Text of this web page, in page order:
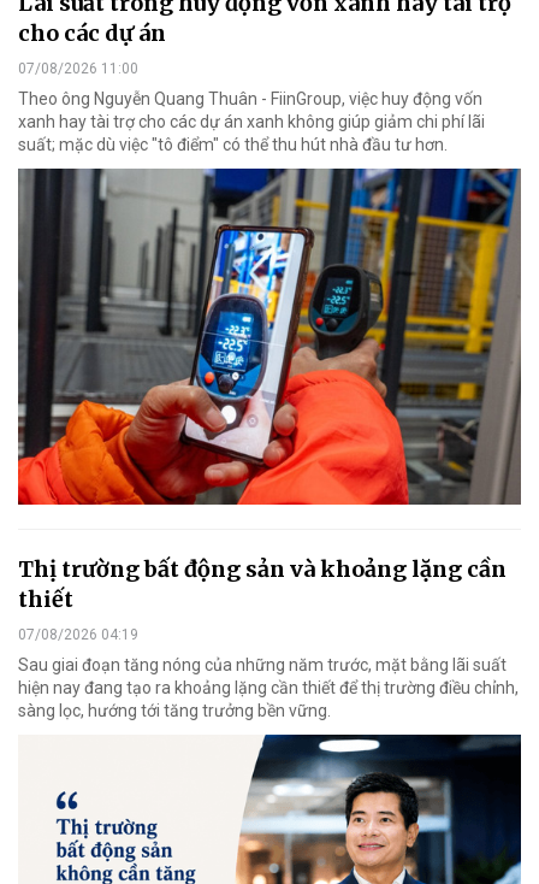
cho các dự án
07/08/2026 11:00
Theo ông Nguyễn Quang Thuân - FiinGroup, việc huy động vốn
xanh hay tài trợ cho các dự án xanh không giúp giảm chi phí lãi
suất; mặc dù việc "tô điểm" có thể thu hút nhà đầu tư hơn.
Thị trường bất động sản và khoảng lặng cần
thiết
07/08/2026 04:19
Sau giai đoạn tăng nóng của những năm trước, mặt bằng lãi suất
hiện nay đang tạo ra khoảng lặng cần thiết để thị trường điều chỉnh,
sàng lọc, hướng tới tăng trưởng bền vững.